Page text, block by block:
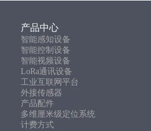
产品中心
智能感知设备
智能控制设备
智能视频设备
LoRa通讯设备
工业互联网平台
外接传感器
产品配件
多维厘米级定位系统
计费方式